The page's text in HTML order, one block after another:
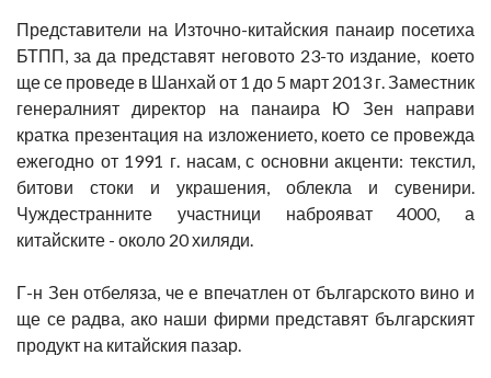
Представители на Източно-китайския панаир посетиха
БТПП, за да представят неговото 23-то издание, което
ще се проведе в Шанхай от 1 до 5 март 2013 г. Заместник
генералният директор на панаира Ю Зен направи
кратка презентация на изложението, което се провежда
ежегодно от 1991 г. насам, с основни акценти: текстил,
битови стоки и украшения, облекла и сувенири.
Чуждестранните участници наброяват 4000, а
китайските - около 20 хиляди.
Г-н Зен отбеляза, че е впечатлен от българското вино и
ще се радва, ако наши фирми представят българският
продукт на китайския пазар.